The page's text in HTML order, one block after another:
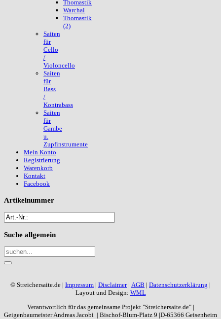
Thomastik
Warchal
Thomastik
(2)
Saiten
für
Cello
/
Violoncello
Saiten
für
Bass
/
Kontrabass
Saiten
für
Gambe
u.
Zupfinstrumente
Mein Konto
Registrierung
Warenkorb
Kontakt
Facebook
Artikelnummer
Suche allgemein
© Streichersaite.de | Impressum | Disclaimer| AGB | Datenschutzerklärung |
Layout und Design: WML
Verantwortlich für das gemeinsame Projekt "Streichersaite.de" |
Geigenbaumeister Andreas Jacobi | Bischof-Blum-Platz 9 |D-65366 Geisenheim